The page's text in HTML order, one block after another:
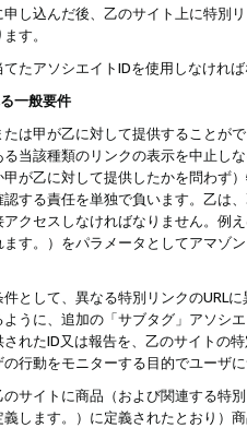
し込んだ後、乙のサイト上に特別
す。
たアソシエイトIDを使用しなけれ
一般要件
は甲が乙に対して提供することが
当該種類のリンクの表示を中止し
が乙に対して提供したかを問わず
する責任を単独で負います。乙は
クセスしなければなりません。例
す。）をパラメータとしてアマゾ
として、異なる特別リンクのURL
うに、追加の「サブタグ」アソシ
れたID又は報告を、乙のサイトの
行動をモニターする目的でユーザ
サイトに商品（および関連する特
義します。）に定義されたとおり